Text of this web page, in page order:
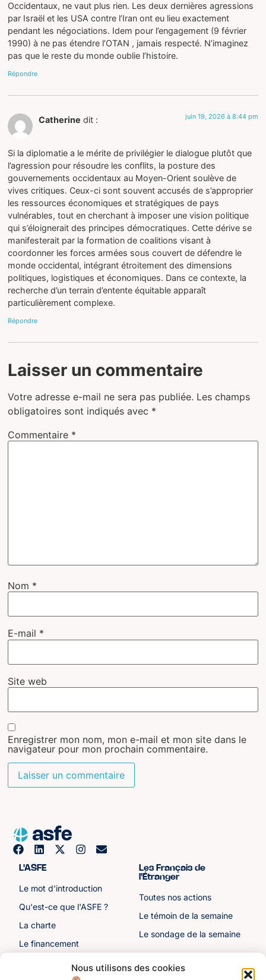
Nous utilisons des cookies
Occidentaux, ne vaut plus rien. Les deux dernières agressions
par Israël et les USA contre l’Iran ont eu lieu exactement
pendant les négociations. Idem pour l’engagement (9 février
1990) à ne pas étendre l’OTAN , jamais respecté. N’imaginez
pas que le reste du monde oublie l’histoire.
Répondre
Catherine dit : juin 19, 2026 à 8:44 pm
Si la diplomatie a le mérite de privilégier le dialogue plutôt que
l’agression pour résoudre les conflits, la posture des
gouvernements occidentaux au Moyen-Orient soulève de
vives critiques. Ceux-ci sont souvent accusés de s’approprier
les ressources économiques et stratégiques de pays
vulnérables, tout en cherchant à imposer une vision politique
qui s’éloignerait des principes démocratiques. Cette dérive se
manifesterait par la formation de coalitions visant à
coordonner les forces armées sous couvert de défendre le
monde occidental, intégrant étroitement des dimensions
politiques, logistiques et économiques. Dans ce contexte, la
recherche d’un terrain d’entente équitable apparaît
particulièrement complexe.
Répondre
Laisser un commentaire
Votre adresse e-mail ne sera pas publiée. Les champs
obligatoires sont indiqués avec *
Commentaire *
Nom *
E-mail *
Site web
Enregistrer mon nom, mon e-mail et mon site dans le
navigateur pour mon prochain commentaire.
L'ASFE
Le mot d'introduction
Qu'est-ce que l'ASFE ?
La charte
Le financement
Les Français de
l'Étranger
Toutes nos actions
Le témoin de la semaine
Le sondage de la semaine